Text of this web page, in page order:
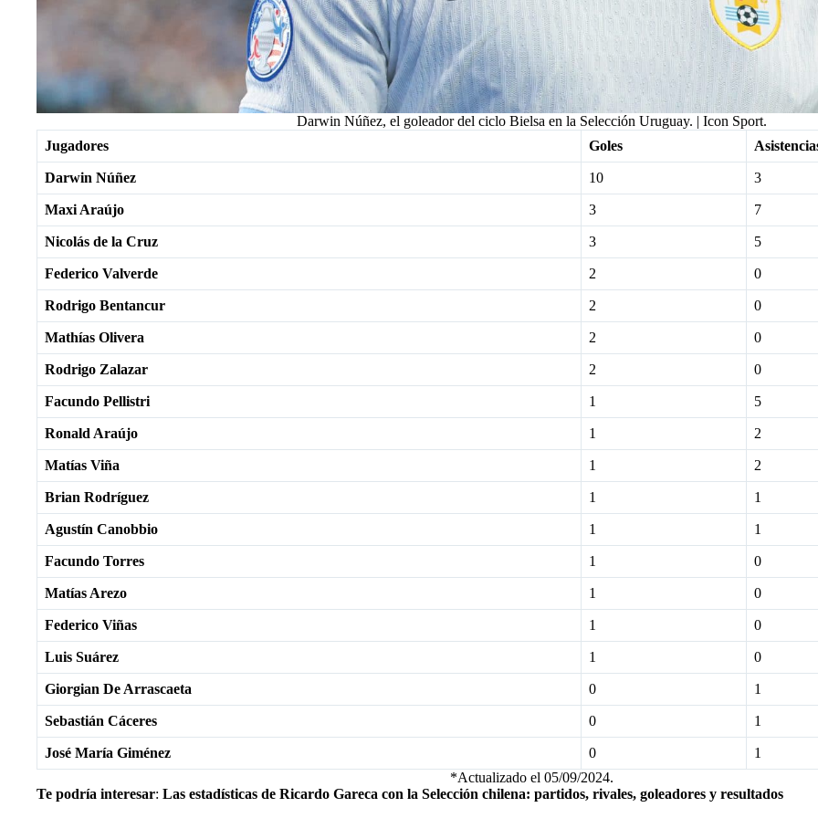
Darwin Núñez, el goleador del ciclo Bielsa en la Selección Uruguay. | Icon Sport.
Jugadores
Goles
Darwin Núñez 10 3
Maxi Araújo 3 7
Nicolás de la Cruz 3 5
Federico Valverde 2 0
Rodrigo Bentancur 2 0
Mathías Olivera 2 0
Rodrigo Zalazar 2 0
Facundo Pellistri 1 5
Ronald Araújo 1 2
Matías Viña 1 2
Brian Rodríguez 1 1
Agustín Canobbio 1 1
Facundo Torres 1 0
Matías Arezo 1 0
Federico Viñas 1 0
Luis Suárez 1 0
Giorgian De Arrascaeta 0 1
Sebastián Cáceres 0 1
José María Giménez 0
1
*Actualizado el 05/09/2024.
Te podría interesar: Las estadísticas de Ricardo Gareca con la Selección chilena: partidos, rivales, goleadores y resultados